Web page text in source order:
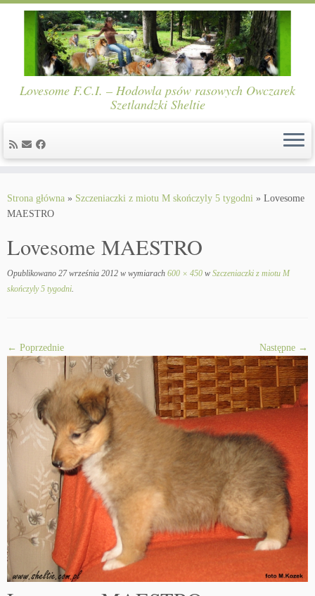
content
Lovesome F.C.I. – Hodowla psów rasowych Owczarek
Szetlandzki Sheltie
Strona główna » Szczeniaczki z miotu M skończyly 5 tygodni » Lovesome
MAESTRO
Lovesome MAESTRO
Opublikowano 27 września 2012 w wymiarach 600 × 450 w Szczeniaczki z miotu M
skończyly 5 tygodni.
← Poprzednie Następne →